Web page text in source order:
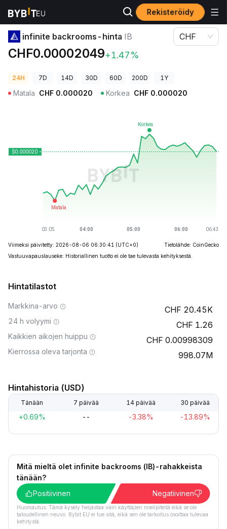
Rekisteröidy
Kryptohinnat infinite backrooms-hinta IB
infinite backrooms-hinta IB
CHF0.00002049+1.47%
CHF
24H 7D 14D 30D 60D 200D 1Y
Matala CHF 0.000020 Korkea CHF 0.000020
Viimeksi päivitetty: 2026-08-06 06:30:41 (UTC+0)
Tietolähde: CoinGecko
Vastuuvapauslauseke: Historiallinen tuotto ei ole tae tulevasta kehityksestä.
Hintatilastot
Markkina-arvo 20.45K
24 h volyymi 1.26
Kaikkien aikojen huippu 0.00998309
Kierrossa oleva tarjonta 998.07M
Hintahistoria (USD)
Tänään 7 päivää 14 päivää 30 päivää
+0.69% -- -3.38% -13.89%
Mitä mieltä olet infinite backrooms (IB)-rahakkeista
tänään?
Positiivinen
Negatiivinen
Huomautus: Tämä kysely heijastaa vain käyttäjien mielipiteitä eikä se ole
taloudellinen neuvo. Bybit EU ei tue sitä, eikä sen ole tarkoitus osoittaa tulevaa
kehitystä.